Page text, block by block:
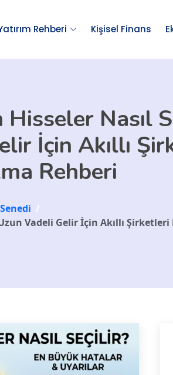
Rehberi Kişisel Finans
Nasıl
İçin Akıllı
Rehberi
/
Vadeli Gelir İçin Akıllı